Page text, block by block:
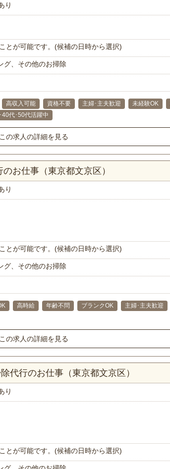
り
とが可能です。(候補の日時から選択)
グ、その他のお掃除
高収入可能 資格不要 主婦･主夫歓迎 未経験OK
40代･50代活躍中
この求人の詳細を見る
お仕事（東京都文京区）
り
とが可能です。(候補の日時から選択)
グ、その他のお掃除
高時給 年齢不問 ブランクOK 主婦･主夫歓迎
この求人の詳細を見る
代行のお仕事（東京都文京区）
り
とが可能です。(候補の日時から選択)